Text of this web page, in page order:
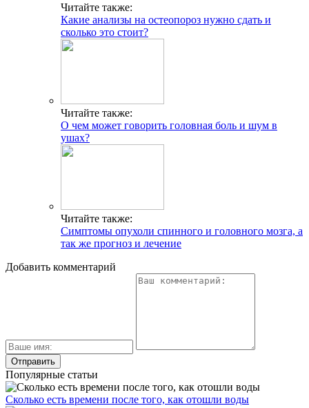
Читайте также:
Какие анализы на остеопороз нужно сдать и
сколько это стоит?
Читайте также:
О чем может говорить головная боль и шум в
ушах?
Читайте также:
Симптомы опухоли спинного и головного мозга, а
так же прогноз и лечение
Добавить комментарий
Популярные статьи
Сколько есть времени после того, как отошли воды